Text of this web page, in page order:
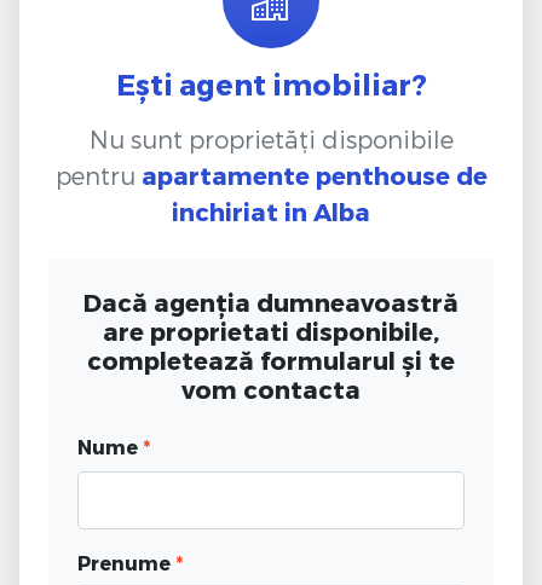
Ești agent imobiliar?
Nu sunt proprietăți disponibile
pentru apartamente penthouse de
inchiriat in Alba
Dacă agenția dumneavoastră
are proprietati disponibile,
completează formularul și te
vom contacta
Nume *
Prenume *